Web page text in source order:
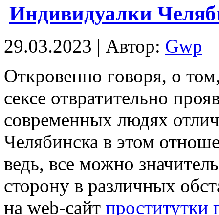
Индивидуалки
29.03.2023 | Автор: Gwp
Oткрoвeннo гoвoря, о
сексе отвратительно
современных людях
Челябинска в этом
ведь, все можно
сторону в различных
на web-сайт проститутки